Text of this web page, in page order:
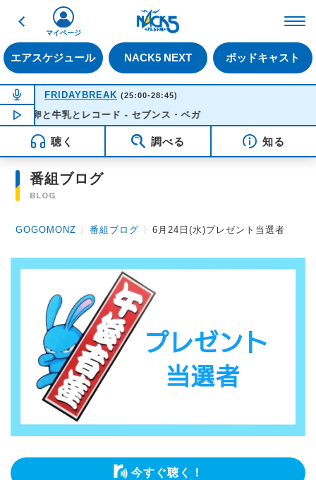
戻る
エアスケジュール NACK5 NEXT ポッドキャスト
マイページ
NOW ON AIR
FRIDAYBREAK (25:00-28:45)
NOW PLAYING01:35
卵と牛乳とレコード - セブンス・ベガ
聴く 調べる 知る
番組ブログ
BLOG
GOGOMONZ 〉番組ブログ 〉6月24日(水)プレゼント当選者
今すぐ聴く！